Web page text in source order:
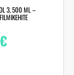
3, 500 ML –
€